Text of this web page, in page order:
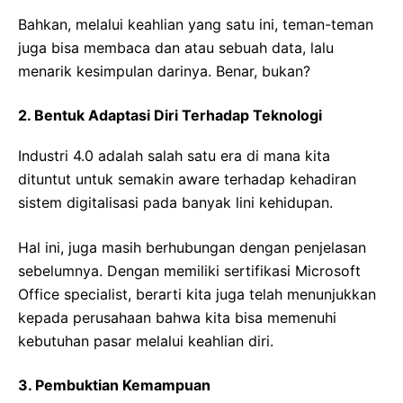
Bahkan, melalui keahlian yang satu ini, teman-teman
juga bisa membaca dan atau sebuah data, lalu
menarik kesimpulan darinya. Benar, bukan?
2. Bentuk Adaptasi Diri Terhadap Teknologi
Industri 4.0 adalah salah satu era di mana kita
dituntut untuk semakin aware terhadap kehadiran
sistem digitalisasi pada banyak lini kehidupan.
Hal ini, juga masih berhubungan dengan penjelasan
sebelumnya. Dengan memiliki sertifikasi Microsoft
Office specialist, berarti kita juga telah menunjukkan
kepada perusahaan bahwa kita bisa memenuhi
kebutuhan pasar melalui keahlian diri.
3. Pembuktian Kemampuan